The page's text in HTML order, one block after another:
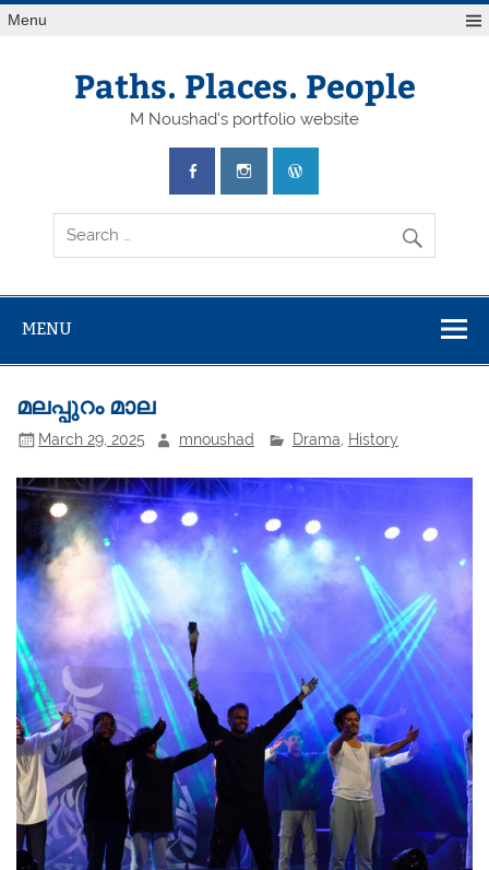
Skip
toMenu
Paths. Places. People
M Noushad's portfolio website
MENU
മലപ്പുറം മാല
March 29, 2025 mnoushad Drama History